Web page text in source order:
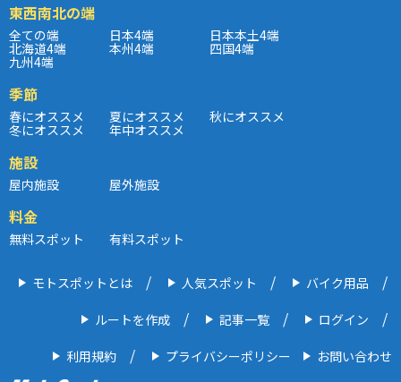
東西南北の端
全ての端 日本4端 日本本土4端
北海道4端 本州4端 四国4端
九州4端
季節
春にオススメ 夏にオススメ 秋にオススメ
冬にオススメ 年中オススメ
施設
屋内施設 屋外施設
料金
無料スポット 有料スポット
モトスポットとは 人気スポット バイク用品
ルートを作成 記事一覧 ログイン
利用規約 プライバシーポリシー お問い合わせ